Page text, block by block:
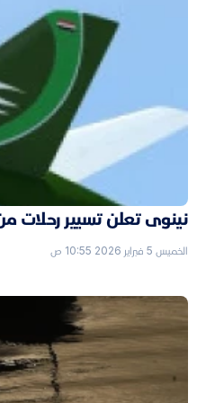
نينوى تعلن تسيير رحلات
الخميس 5 فبراير 2026 10:55 ص